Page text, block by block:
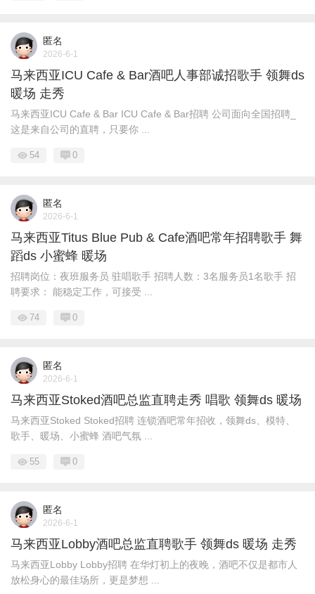
匿名
2026-6-1
马来西亚ICU Cafe & Bar酒吧人事部诚招歌手 领舞ds
暖场 走秀
马来西亚ICU Cafe & Bar ICU Cafe & Bar招聘 公司面向全国招聘_
这是来自公司的直聘，只要你 ...
54 0
匿名
2026-6-1
马来西亚Titus Blue Pub & Cafe酒吧常年招聘歌手 舞
蹈ds 小蜜蜂 暖场
招聘岗位：夜班服务员 驻唱歌手 招聘人数：3名服务员1名歌手 招
聘要求： 能稳定工作，可接受 ...
74 0
匿名
2026-6-1
马来西亚Stoked酒吧总监直聘走秀 唱歌 领舞ds 暖场
马来西亚Stoked Stoked招聘 连锁酒吧常年招收，领舞ds、模特、
歌手、暖场、小蜜蜂 酒吧气氛 ...
55 0
匿名
2026-6-1
马来西亚Lobby酒吧总监直聘歌手 领舞ds 暖场 走秀
马来西亚Lobby Lobby招聘 在华灯初上的夜晚，酒吧不仅是都市人
放松身心的最佳场所，更是梦想 ...